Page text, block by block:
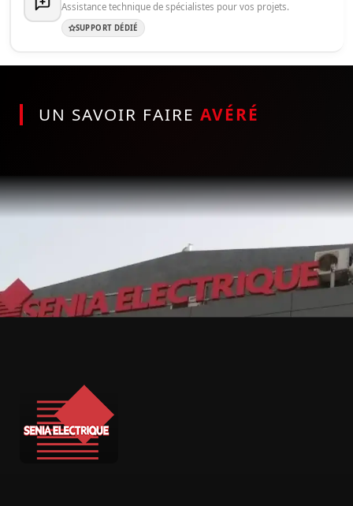
Assistance technique de spécialistes pour vos projets.
SUPPORT DÉDIÉ
UN SAVOIR FAIRE AVÉRÉ